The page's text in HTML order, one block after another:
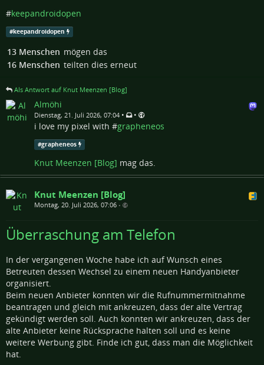
#keepandroidopen
#keepandroidopen
13 Menschen mögen das
16 Menschen teilten dies erneut
Als Antwort auf Knut Meenzen [Blog]
Almöhi
Dienstag, 21. Juli 2026, 07:04 • •
i love my pixel with #grapheneos
#grapheneos
Knut Meenzen [Blog] mag das.
Knut Meenzen [Blog]
Montag, 20. Juli 2026, 07:06 •
Überraschung am Telefon
In der vergangenen Woche habe ich auf Wunsch eines
Betreuten dessen Wechsel zu einem neuen Handyanbieter
organisiert.
Beim neuen Anbieter konnten wir die Rufnummermitnahme
beantragen und gleich mit ankreuzen, dass der alte Vertrag
gekündigt werden soll. Auch konnten wir ankreuzen, dass der
alte Anbieter keine Rücksprache halten soll und es keine
weitere Werbung gibt. Finde ich gut, dass man die Möglichkeit
hat.